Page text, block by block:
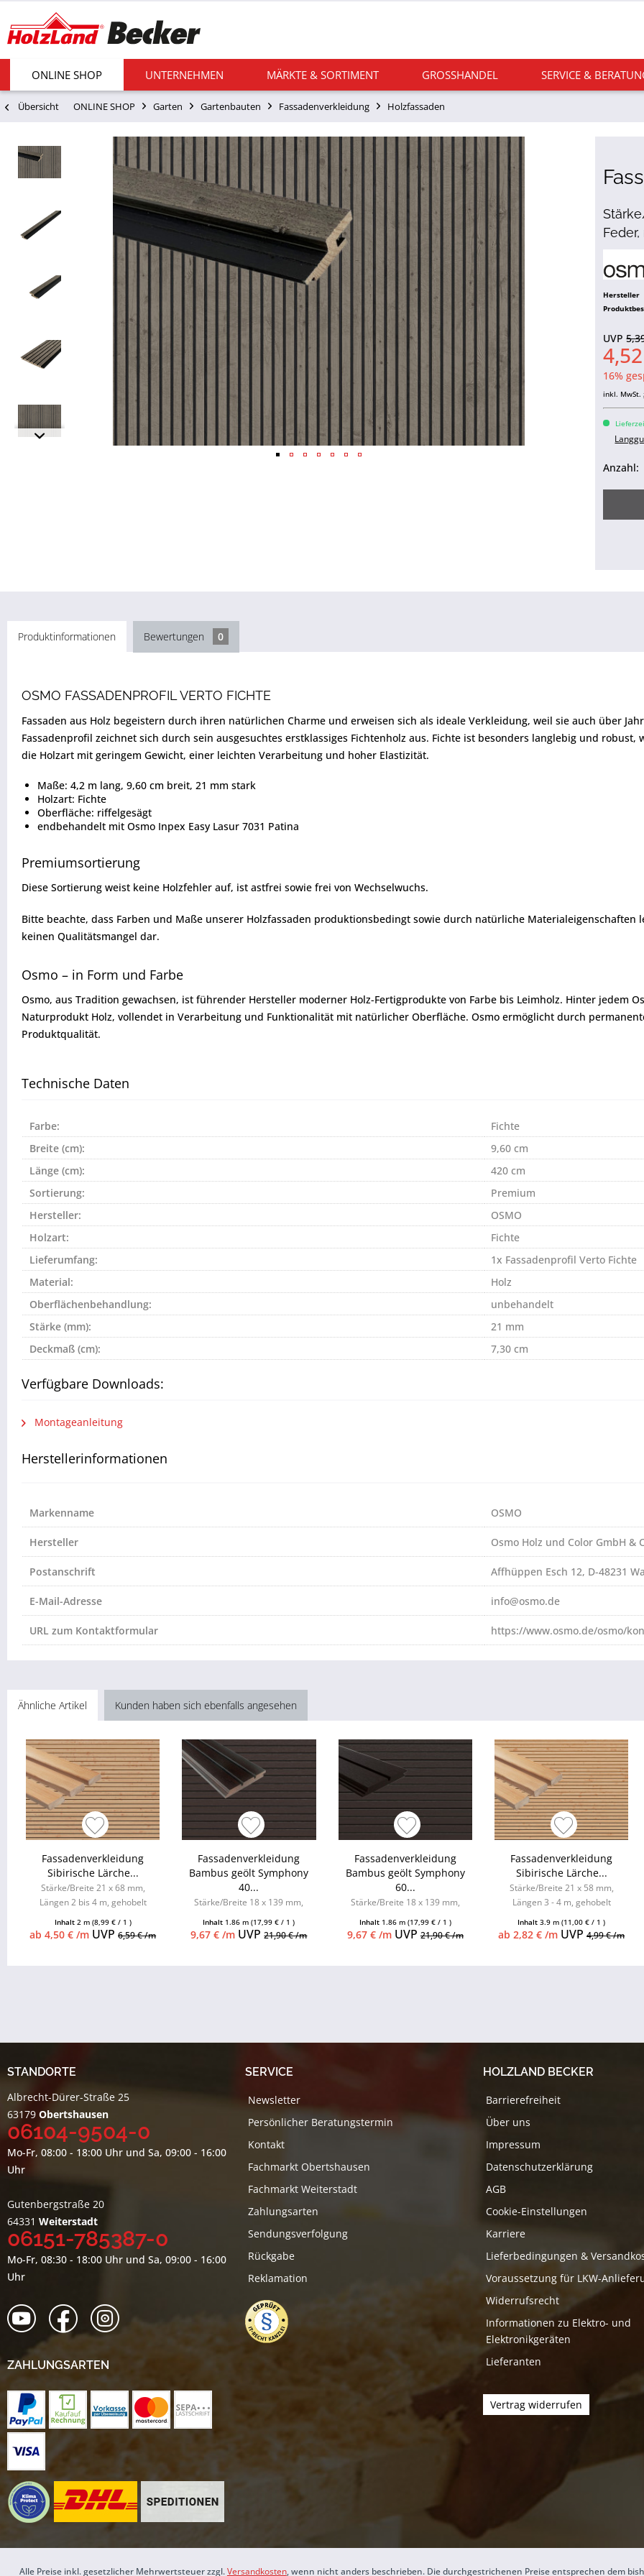
ONLINE SHOP UNTERNEHMEN MÄRKTE & SORTIMENT GROSSHANDEL SERVICE &
Übersicht ONLINE SHOP Garten Gartenbauten Fassadenverkleidung Holzfassaden
Hersteller
UVP
16%
inkl. MwSt.
Anzahl:
Produktinformationen Bewertungen 0
OSMO FASSADENPROFIL VERTO FICHTE
Fassaden aus Holz begeistern durch ihren natürlichen Charme und erweisen sich als ideale Verkleidung, weil sie auch über
Fassadenprofil zeichnet sich durch sein ausgesuchtes erstklassiges Fichtenholz aus. Fichte ist besonders langlebig und
die Holzart mit geringem Gewicht, einer leichten Verarbeitung und hoher Elastizität.
Maße: 4,2 m lang, 9,60 cm breit, 21 mm stark
Holzart: Fichte
Oberfläche: riffelgesägt
endbehandelt mit Osmo Inpex Easy Lasur 7031 Patina
Premiumsortierung
Diese Sortierung weist keine Holzfehler auf, ist astfrei sowie frei von Wechselwuchs.
Bitte beachte, dass Farben und Maße unserer Holzfassaden produktionsbedingt sowie durch natürliche
keinen Qualitätsmangel dar.
Osmo – in Form und Farbe
Osmo, aus Tradition gewachsen, ist führender Hersteller moderner Holz-Fertigprodukte von Farbe bis Leimholz. Hinter jedem
Naturprodukt Holz, vollendet in Verarbeitung und Funktionalität mit natürlicher Oberfläche. Osmo ermöglicht durch
Produktqualität.
Technische Daten
Farbe:
Fichte
Breite (cm):
9,60 cm
Länge (cm):
420 cm
Sortierung:
Premium
Hersteller:
OSMO
Holzart:
Fichte
Lieferumfang:
1x Fassadenprofil Verto Fichte
Material:
Holz
Oberflächenbehandlung:
unbehandelt
Stärke (mm):
21 mm
Deckmaß (cm):
7,30 cm
Verfügbare Downloads:
Montageanleitung
Herstellerinformationen
Markenname OSMO
Hersteller Osmo Holz und Color GmbH &
Postanschrift Affhüppen Esch 12, D-48231
E-Mail-Adresse info@osmo.de
URL zum Kontaktformular https://www.osmo.de/osmo/
Ähnliche Artikel Kunden haben sich ebenfalls angesehen
Fassadenverkleidung
Sibirische Lärche...
Stärke/Breite 21 x 68 mm,
Längen 2 bis 4 m, gehobelt
Inhalt 2 m (8,99 € / 1 )
ab 4,50 € /m UVP6,59 € /m
Fassadenverkleidung
Bambus geölt Symphony
40...
Stärke/Breite 18 x 139 mm,
Inhalt 1.86 m(17,99 € / 1 )
9,67 € /m UVP21,90 € /m
Fassadenverkleidung
Bambus geölt Symphony
60...
Stärke/Breite 18 x 139 mm,
Inhalt 1.86 m (17,99 € / 1 )
9,67 € /mUVP21,90 € /m
Fassadenverkleidung
Sibirische Lärche...
Stärke/Breite 21 x 58 mm,
Längen 3 - 4 m, gehobelt
Inhalt3.9 m(11,00 € / 1 )
ab 2,82 € /m UVP4,99 € /m
STANDORTE
Albrecht-Dürer-Straße 25
63179 Obertshausen
06104-9504-0
Mo-Fr, 08:00 - 18:00 Uhr und Sa, 09:00 - 16:00
Uhr
Gutenbergstraße 20
64331 Weiterstadt
06151-785387-0
Mo-Fr, 08:30 - 18:00 Uhr und Sa, 09:00 - 16:00
Uhr
ZAHLUNGSARTEN
SERVICE
Newsletter
Persönlicher Beratungstermin
Kontakt
Fachmarkt Obertshausen
Fachmarkt Weiterstadt
Zahlungsarten
Sendungsverfolgung
Rückgabe
Reklamation
HOLZLAND BECKER
Barrierefreiheit
Über uns
Impressum
Datenschutzerklärung
AGB
Cookie-Einstellungen
Karriere
Lieferbedingungen &
Voraussetzung für LKW-
Widerrufsrecht
Informationen zu Elektro- und
Elektronikgeräten
Lieferanten
Vertrag widerrufen
Alle Preise inkl. gesetzlicher Mehrwertsteuer zzgl.Versandkosten, wenn nicht anders beschrieben. Die durchgestrichenen Preise entsprechen dem